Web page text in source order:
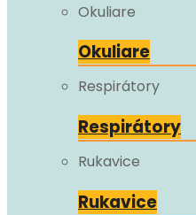
Okuliare
Okuliare
Respirátory
Respirátory
Rukavice
Rukavice